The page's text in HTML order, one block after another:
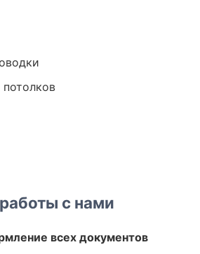
с нами
всех документов